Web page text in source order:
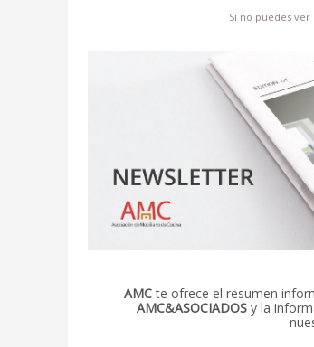
Si no puedes
AMCte ofrece el resumen
AMC&ASOCIADOSy la